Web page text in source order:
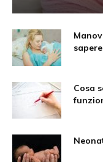
sapere
Cosa